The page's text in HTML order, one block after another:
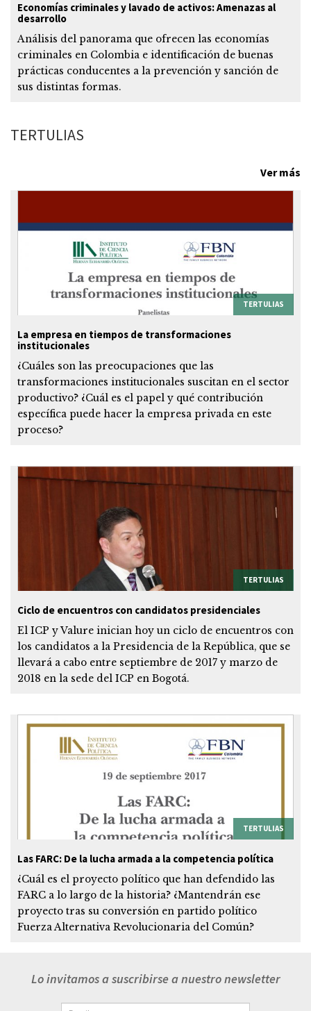
Economías criminales y lavado de activos: Amenazas al
desarrollo
Análisis del panorama que ofrecen las economías
criminales en Colombia e identificación de buenas
prácticas conducentes a la prevención y sanción de
sus distintas formas.
TERTULIAS
Ver más
TERTULIAS
La empresa en tiempos de transformaciones
institucionales
¿Cuáles son las preocupaciones que las
transformaciones institucionales suscitan en el sector
productivo? ¿Cuál es el papel y qué contribución
específica puede hacer la empresa privada en este
proceso?
TERTULIAS
Ciclo de encuentros con candidatos presidenciales
El ICP y Valure inician hoy un ciclo de encuentros con
los candidatos a la Presidencia de la República, que se
llevará a cabo entre septiembre de 2017 y marzo de
2018 en la sede del ICP en Bogotá.
TERTULIAS
Las FARC: De la lucha armada a la competencia política
¿Cuál es el proyecto político que han defendido las
FARC a lo largo de la historia? ¿Mantendrán ese
proyecto tras su conversión en partido político
Fuerza Alternativa Revolucionaria del Común?
Lo invitamos a suscribirse a nuestro newsletter